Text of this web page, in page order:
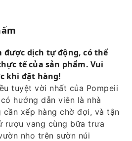
máy rượu vang và trở lại.
để trải nghiệm hương
thực.
trưa thượng hạng kiểu
nổi tiếng chế biến, kết
địa phương.
được dịch tự động, có thể
tế của sản phẩm. Vui
khi đặt hàng!
tuyệt vời nhất của Pompeii
hướng dẫn viên là nhà
cần xếp hàng chờ đợi, và tận
rượu vang cùng bữa trưa
nho trên sườn núi